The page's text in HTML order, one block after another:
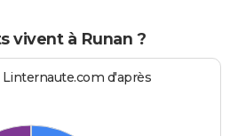
vivent à Runan ?
Linternaute.com d'après